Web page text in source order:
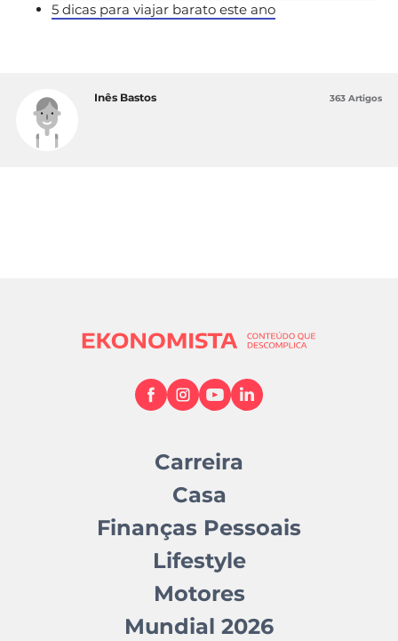
5 dicas para viajar barato este ano
Inês Bastos 363 Artigos
Carreira
Casa
Finanças Pessoais
Lifestyle
Motores
Mundial 2026